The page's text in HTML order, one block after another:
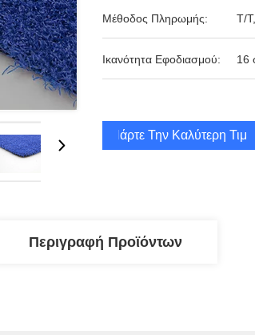
Μέθοδος Πληρωμής: Τ/
Ικανότητα Εφοδιασμού: 16
Πάρτε Την Καλύτερη Τιμή
Περιγραφή Προϊόντων